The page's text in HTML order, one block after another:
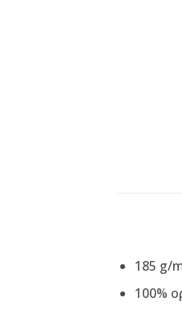
185 g/
100%